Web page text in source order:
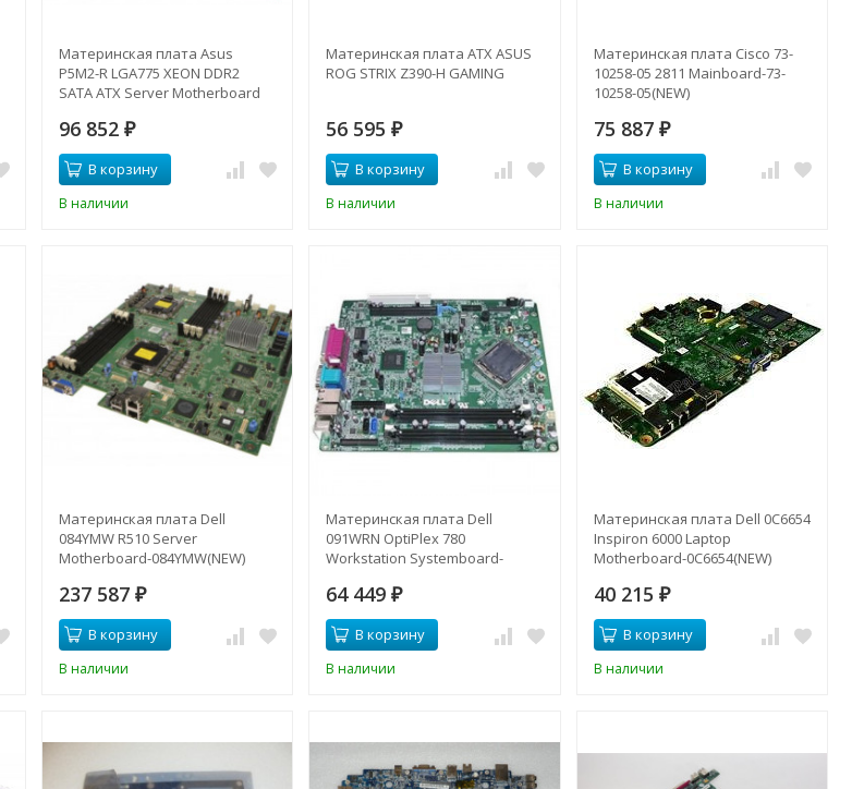
Материнская плата Asus
P5M2-R LGA775 XEON DDR2
SATA ATX Server Motherboard
96 852 ₽
В корзину
В наличии
Материнская плата ATX ASUS
ROG STRIX Z390-H GAMING
56 595₽
В корзину
В наличии
Материнская плата Cisco 73-
10258-05 2811 Mainboard-73-
10258-05(NEW)
75 887 ₽
В корзину
В наличии
Материнская плата Dell
084YMW R510 Server
Motherboard-084YMW(NEW)
237 587 ₽
В корзину
В наличии
Материнская плата Dell
091WRN OptiPlex 780
Workstation Systemboard-
64 449₽
В корзину
В наличии
Материнская плата Dell 0C6654
Inspiron 6000 Laptop
Motherboard-0C6654(NEW)
40 215 ₽
В корзину
В наличии